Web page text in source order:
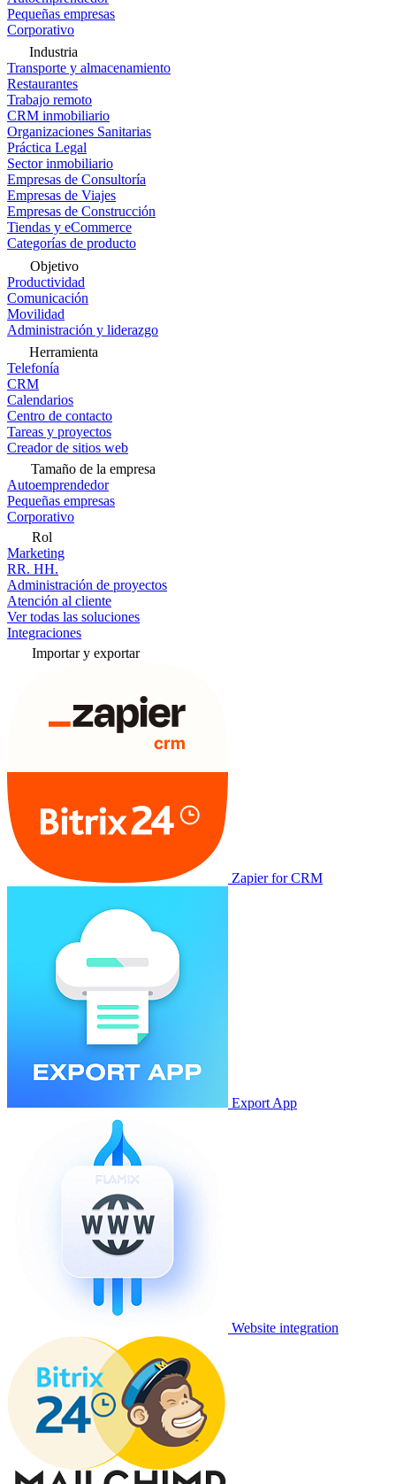
Pequeñas empresas
Corporativo
Industria
Transporte y almacenamiento
Restaurantes
Trabajo remoto
CRM inmobiliario
Organizaciones Sanitarias
Práctica Legal
Sector inmobiliario
Empresas de Consultoría
Empresas de Viajes
Empresas de Construcción
Tiendas y eCommerce
Categorías de producto
Objetivo
Productividad
Comunicación
Movilidad
Administración y liderazgo
Herramienta
Telefonía
CRM
Calendarios
Centro de contacto
Tareas y proyectos
Creador de sitios web
Tamaño de la empresa
Autoemprendedor
Pequeñas empresas
Corporativo
Rol
Marketing
RR. HH.
Administración de proyectos
Atención al cliente
Ver todas las soluciones
Integraciones
Importar y exportar
Zapier for CRM
Export App
Website integration